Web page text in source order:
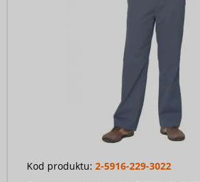
Kod produktu: 2-5916-229-3022